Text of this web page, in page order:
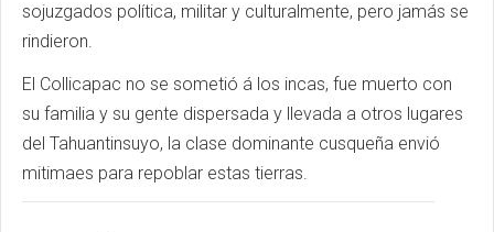
sojuzgados política, militar y culturalmente, pero jamás se
rindieron.
El Collicapac no se sometió á los incas, fue muerto con
su familia y su gente dispersada y llevada a otros lugares
del Tahuantinsuyo, la clase dominante cusqueña envió
mitimaes para repoblar estas tierras.